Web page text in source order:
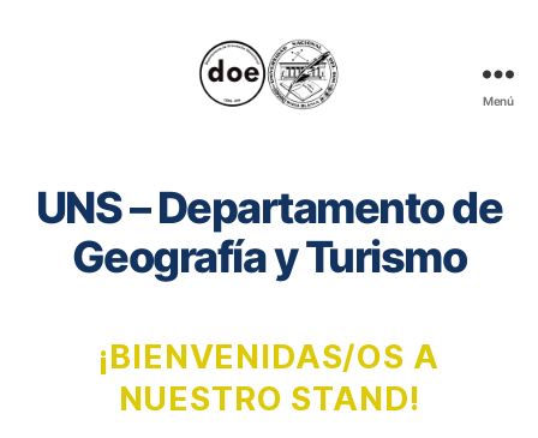
Carreras
de
Nivel
Superior
Menú
Categorías
UNS – Departamento de
Geografía y Turismo
¡BIENVENIDAS/OS A
NUESTRO STAND!